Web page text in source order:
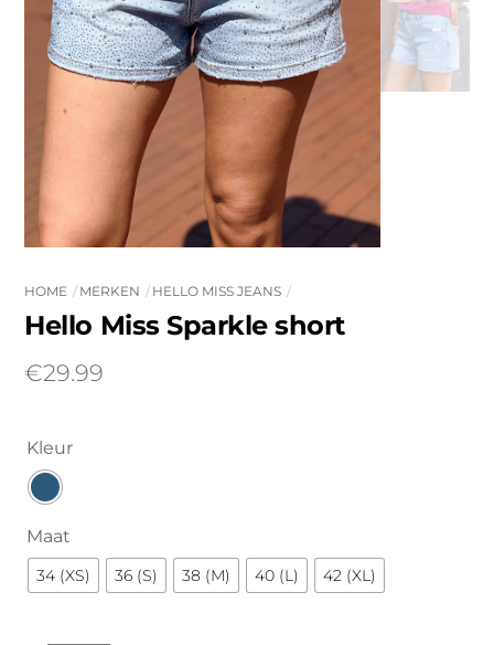
HOME MERKEN HELLO MISS JEANS
Hello Miss Sparkle short
€29.99
Kleur
Maat
34 (XS) 36 (S) 38 (M) 40 (L) 42 (XL)